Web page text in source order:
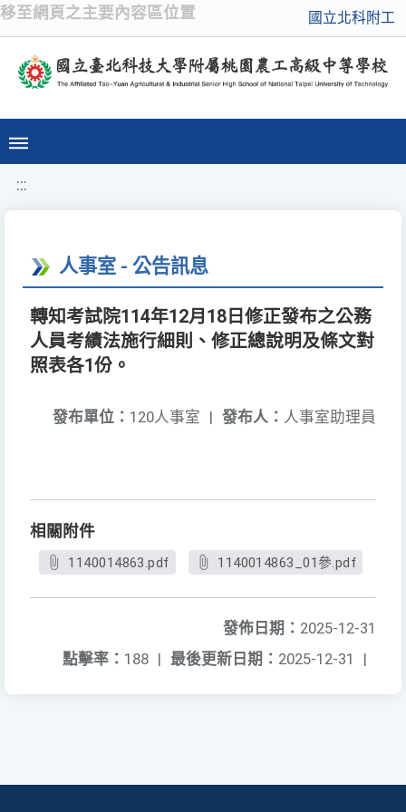
移至網頁之主要內容區位置 國立北科附工
:::
人事室 - 公告訊息
轉知考試院114年12月18日修正發布之公務
人員考績法施行細則、修正總說明及條文對
照表各1份。
發布人： 人事室助理員
發布單位： 120人事室 |
相關附件
1140014863.pdf 1140014863_01參.pdf
發佈日期： 2025-12-31
最後更新日期： 2025-12-31 |
點擊率： 188 |